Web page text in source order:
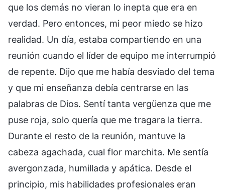
que los demás no vieran lo inepta que era en
verdad. Pero entonces, mi peor miedo se hizo
realidad. Un día, estaba compartiendo en una
reunión cuando el líder de equipo me interrumpió
de repente. Dijo que me había desviado del tema
y que mi enseñanza debía centrarse en las
palabras de Dios. Sentí tanta vergüenza que me
puse roja, solo quería que me tragara la tierra.
Durante el resto de la reunión, mantuve la
cabeza agachada, cual flor marchita. Me sentía
avergonzada, humillada y apática. Desde el
principio, mis habilidades profesionales eran